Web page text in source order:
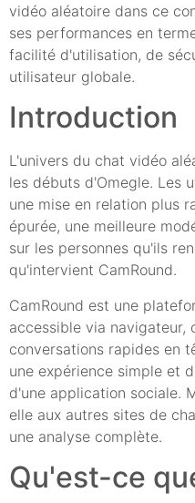
vidéo aléatoire dans ce
ses performances en
facilité d'utilisation, de
utilisateur globale.
Introduction
L'univers du chat vidéo
les débuts d'Omegle. Les
une mise en relation plus
épurée, une meilleure
sur les personnes qu'ils
qu'intervient CamRound.
CamRound est une
accessible via navigateur,
conversations rapides en
une expérience simple et
d'une application sociale.
elle aux autres sites de
une analyse complète.
Qu'est-ce